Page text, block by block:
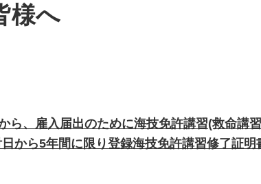
様へ
ら、雇入届出のために海技免許講習(救命講
から5年間に限り登録海技免許講習修了証